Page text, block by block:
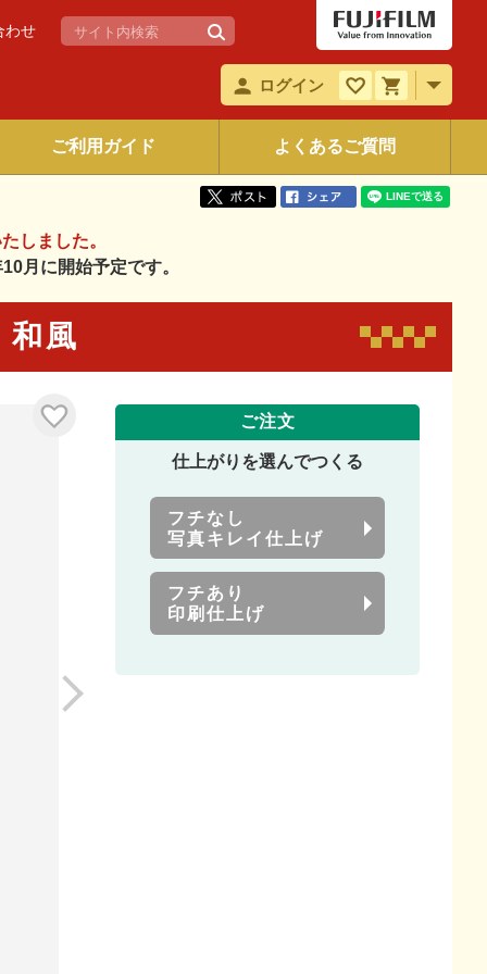
わせ
ログイン
ご利用ガイド よくあるご質問
しました。
月に開始予定です。
風
ご注文
仕上がりを選んでつくる
フチなし
写真キレイ仕上げ
フチあり
印刷仕上げ